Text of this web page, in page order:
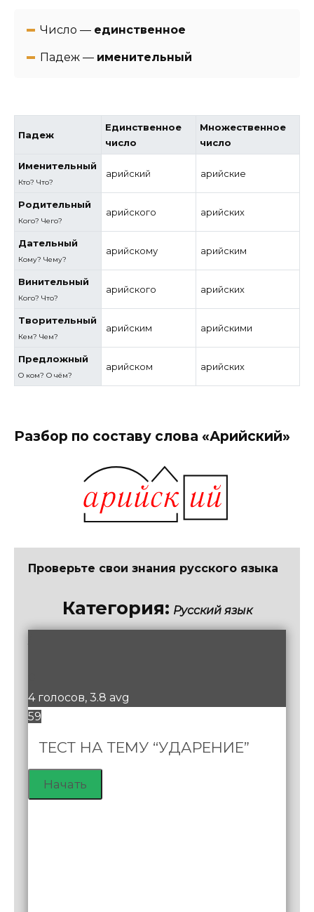
Число — единственное
Падеж — именительный
Падеж
Единственное
число
Множественное
число
Именительный
Кто? Что?
арийский арийские
Родительный
Кого? Чего?
арийского арийских
Дательный
Кому? Чему?
арийскому арийским
Винительный
Кого? Что?
арийского арийских
Творительный
Кем? Чем?
арийским арийскими
Предложный
О ком? О чём?
арийском арийских
Разбор по составу слова «Арийский»
Проверьте свои знания русского языка
Категория: Русский язык
4 голосов, 3.8 avg
59
ТЕСТ НА ТЕМУ “УДАРЕНИЕ”